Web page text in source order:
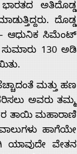
ಅತಿದೊಡ್ಡ
ದೊಡ್ಡ
– ಆಧುನಿಕ ಸಿಮೆಂಟ್
130 ಅಡಿ
ಮತ್ತು ಹಣ
ಅವರು ತಮ್ಮ
ರ ತಾಯಿ ಮಹಾರಾಣಿ
ಹಾಗೆಯೇ
ಯಾವುದೇ ವೇತನ